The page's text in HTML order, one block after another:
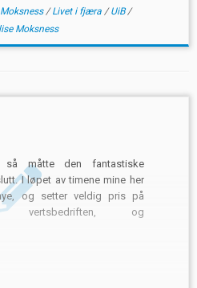
/Livet i fjæra /UiB/
Moksness
måtte den fantastiske
I løpet av timene mine her
og setter veldig pris på
vertsbedriften, og